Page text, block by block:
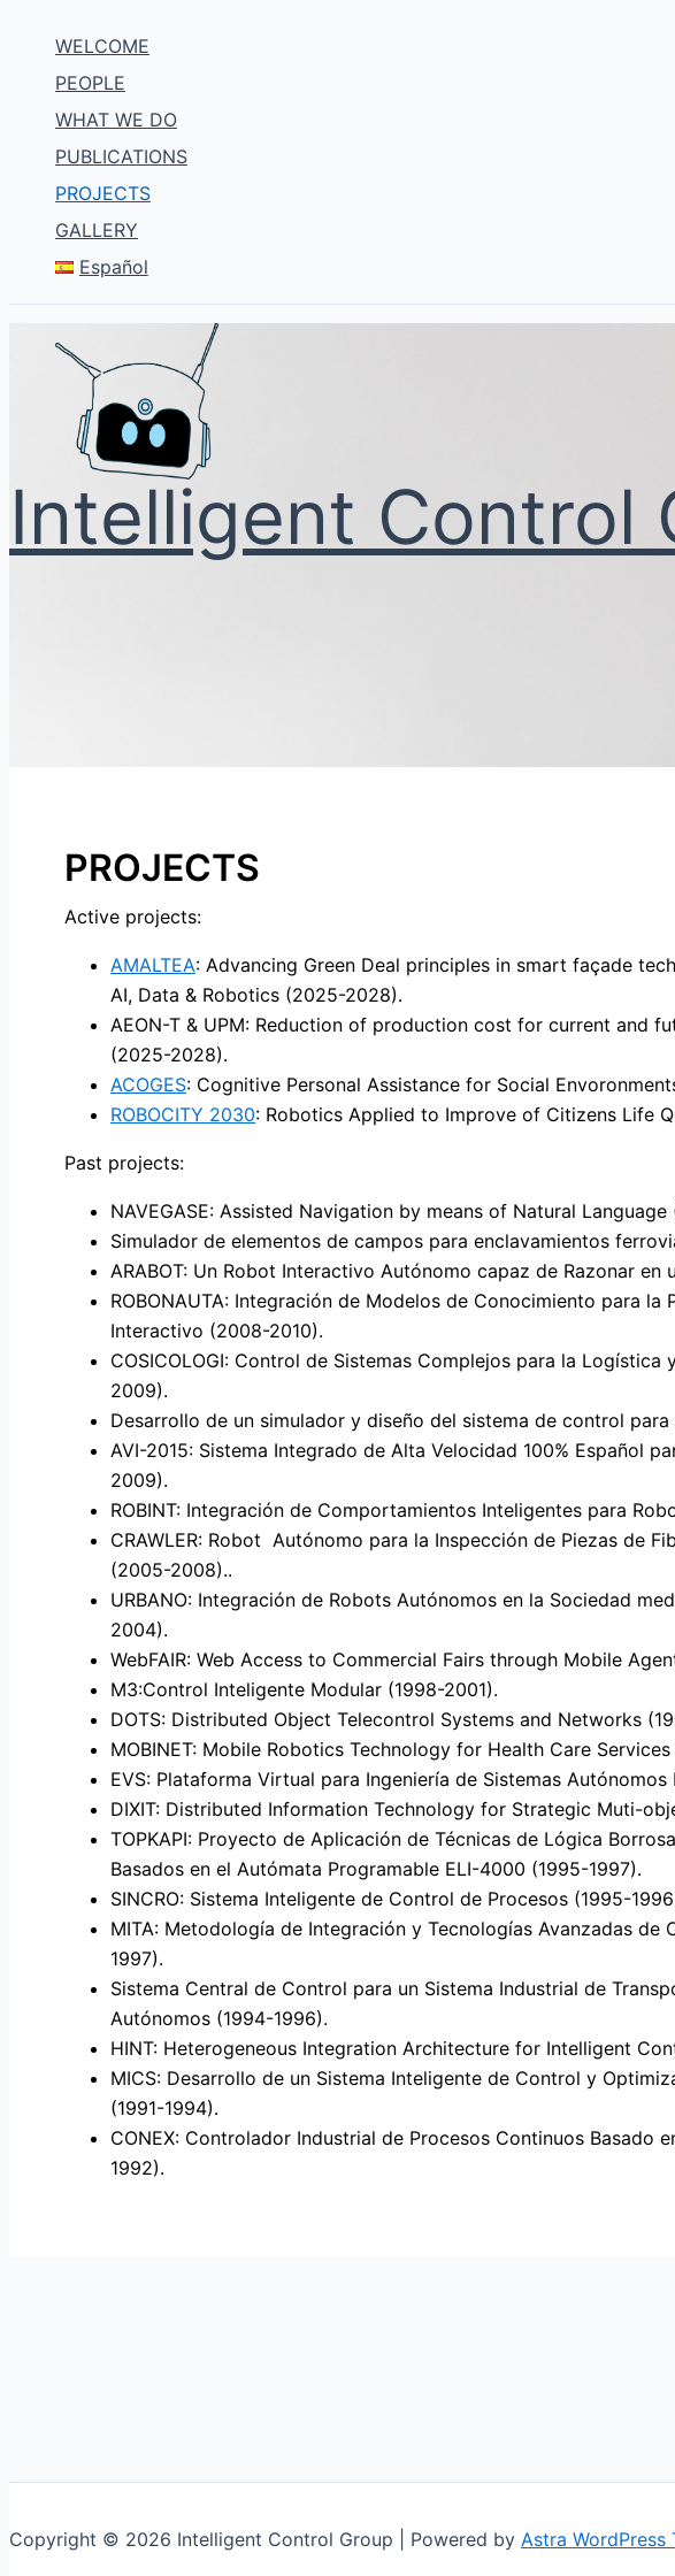
content
WELCOME
PEOPLE
WHAT WE DO
PUBLICATIONS
PROJECTS
GALLERY
Español
Intelligent Control
PROJECTS
Active projects:
AMALTEA: Advancing Green Deal principles in smart façade
AI, Data & Robotics (2025-2028).
AEON-T & UPM: Reduction of production cost for current and
(2025-2028).
ACOGES: Cognitive Personal Assistance for Social
ROBOCITY 2030: Robotics Applied to Improve of Citizens Life
Past projects:
NAVEGASE: Assisted Navigation by means of Natural Language
Simulador de elementos de campos para enclavamientos
ARABOT: Un Robot Interactivo Autónomo capaz de Razonar en
ROBONAUTA: Integración de Modelos de Conocimiento para
Interactivo (2008-2010).
COSICOLOGI: Control de Sistemas Complejos para la
2009).
Desarrollo de un simulador y diseño del sistema de control
AVI-2015: Sistema Integrado de Alta Velocidad 100% Español
2009).
ROBINT: Integración de Comportamientos Inteligentes para
CRAWLER: Robot Autónomo para la Inspección de Piezas de
(2005-2008)..
URBANO: Integración de Robots Autónomos en la Sociedad
2004).
WebFAIR: Web Access to Commercial Fairs through Mobile
M3:Control Inteligente Modular (1998-2001).
DOTS: Distributed Object Telecontrol Systems and Networks
MOBINET: Mobile Robotics Technology for Health Care
EVS: Plataforma Virtual para Ingeniería de Sistemas
DIXIT: Distributed Information Technology for Strategic Muti-
TOPKAPI: Proyecto de Aplicación de Técnicas de Lógica
Basados en el Autómata Programable ELI-4000 (1995-1997).
SINCRO: Sistema Inteligente de Control de Procesos (1995-
MITA: Metodología de Integración y Tecnologías Avanzadas
1997).
Sistema Central de Control para un Sistema Industrial de
Autónomos (1994-1996).
HINT: Heterogeneous Integration Architecture for Intelligent
MICS: Desarrollo de un Sistema Inteligente de Control y
(1991-1994).
CONEX: Controlador Industrial de Procesos Continuos Basado
1992).
Copyright © 2026 Intelligent Control Group | Powered by Astra WordPress